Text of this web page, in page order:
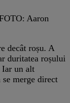
Aaron
decât roșu. A
duritatea roșului
Iar un alt
merge direct